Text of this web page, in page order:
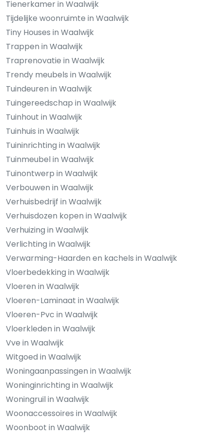
Tienerkamer in Waalwijk
Tijdelijke woonruimte in Waalwijk
Tiny Houses in Waalwijk
Trappen in Waalwijk
Traprenovatie in Waalwijk
Trendy meubels in Waalwijk
Tuindeuren in Waalwijk
Tuingereedschap in Waalwijk
Tuinhout in Waalwijk
Tuinhuis in Waalwijk
Tuininrichting in Waalwijk
Tuinmeubel in Waalwijk
Tuinontwerp in Waalwijk
Verbouwen in Waalwijk
Verhuisbedrijf in Waalwijk
Verhuisdozen kopen in Waalwijk
Verhuizing in Waalwijk
Verlichting in Waalwijk
Verwarming-Haarden en kachels in Waalwijk
Vloerbedekking in Waalwijk
Vloeren in Waalwijk
Vloeren-Laminaat in Waalwijk
Vloeren-Pvc in Waalwijk
Vloerkleden in Waalwijk
Vve in Waalwijk
Witgoed in Waalwijk
Woningaanpassingen in Waalwijk
Woninginrichting in Waalwijk
Woningruil in Waalwijk
Woonaccessoires in Waalwijk
Woonboot in Waalwijk